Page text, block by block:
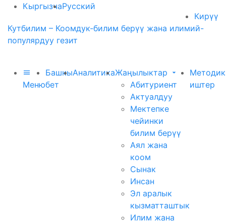
КыргызчаРусский
Кирүү
Кутбилим – Коомдук-билим берүү жана илимий-
популярдуу гезит
Меню
Башкы
бет
АналитикаЖаңылыктар
Абитуриент
Актуалдуу
Мектепке
чейинки
билим берүү
Аял жана
коом
Сынак
Инсан
Эл аралык
кызматташтык
Илим жана
иштер